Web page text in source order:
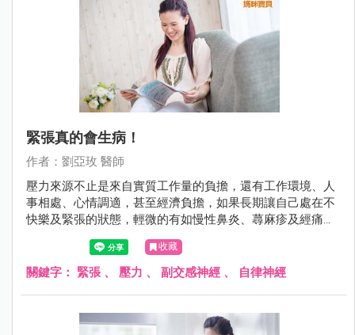
緊張真的會生病！
作者：劉亞玫 醫師
壓力來源不止是來自實質工作量的負擔，還有工作環境、人
事相處、心情調適，甚至經濟負擔，如果長期讓自己處在不
快樂及緊張的狀態，輕微的有如慢性鼻炎、蕁麻疹及經痛，
嚴重的有人年紀約20多歲已確診為乾燥症候群或生育困難，
甚至不明原因停經。
收藏
關鍵字： 緊張 、 壓力 、 副交感神經 、 自律神經